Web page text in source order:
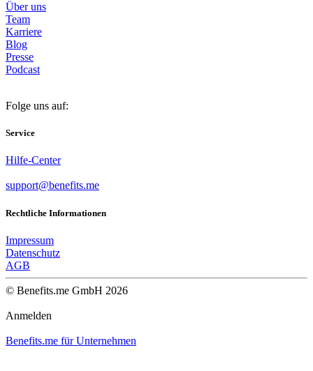
Über uns
Team
Karriere
Blog
Presse
Podcast
Folge uns auf:
Service
Hilfe-Center
support@benefits.me
Rechtliche Informationen
Impressum
Datenschutz
AGB
© Benefits.me GmbH 2026
Anmelden
Benefits.me für Unternehmen